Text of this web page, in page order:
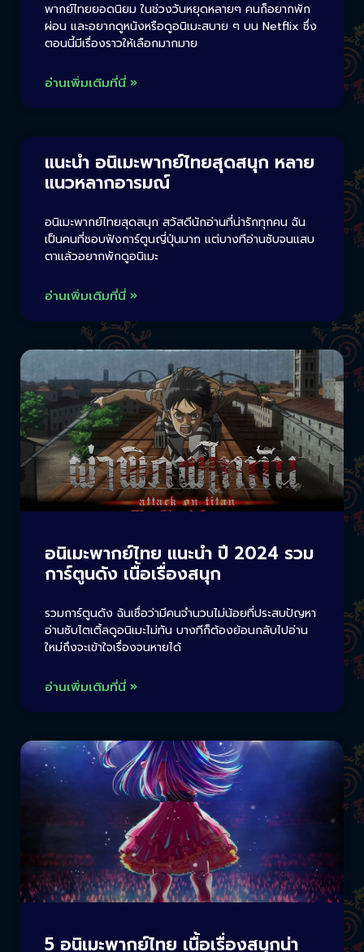
พากย์ไทยยอดนิยม ในช่วงวันหยุดหลายๆ คนก็อยากพัก
ผ่อน และอยากดูหนังหรือดูอนิเมะสบาย ๆ บน Netflix ซึ่ง
ตอนนี้มีเรื่องราวให้เลือกมากมาย
อ่านเพิ่มเติมที่นี่ »
แนะนำ อนิเมะพากย์ไทยสุดสนุก หลาย
แนวหลากอารมณ์
อนิเมะพากย์ไทยสุดสนุก สวัสดีนักอ่านที่น่ารักทุกคน ฉัน
เป็นคนที่ชอบฟังการ์ตูนญี่ปุ่นมาก แต่บางทีอ่านซับจนแสบ
ตาแล้วอยากพักดูอนิเมะ
อ่านเพิ่มเติมที่นี่ »
อนิเมะพากย์ไทย แนะนำ ปี 2024 รวม
การ์ตูนดัง เนื้อเรื่องสนุก
รวมการ์ตูนดัง ฉันเชื่อว่ามีคนจำนวนไม่น้อยที่ประสบปัญหา
อ่านซับไตเติ้ลดูอนิเมะไม่ทัน บางทีก็ต้องย้อนกลับไปอ่าน
ใหม่ถึงจะเข้าใจเรื่องจนหายได้
อ่านเพิ่มเติมที่นี่ »
5 อนิเมะพากย์ไทย เนื้อเรื่องสนุกน่า